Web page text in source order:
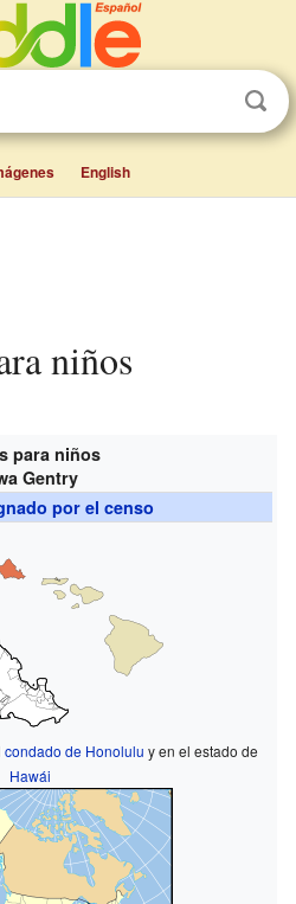
English
niños
para niños
Gentry
por el censo
condado de Honolulu y en el estado de
Hawái